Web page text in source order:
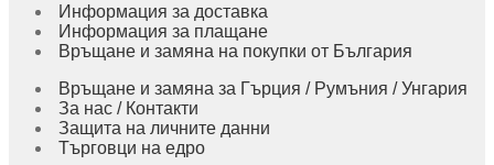
Информация за доставка
Информация за плащане
Връщане и замяна на покупки от България
Връщане и замяна за Гърция / Румъния / Унгария
За нас / Контакти
Защита на личните данни
Търговци на едро